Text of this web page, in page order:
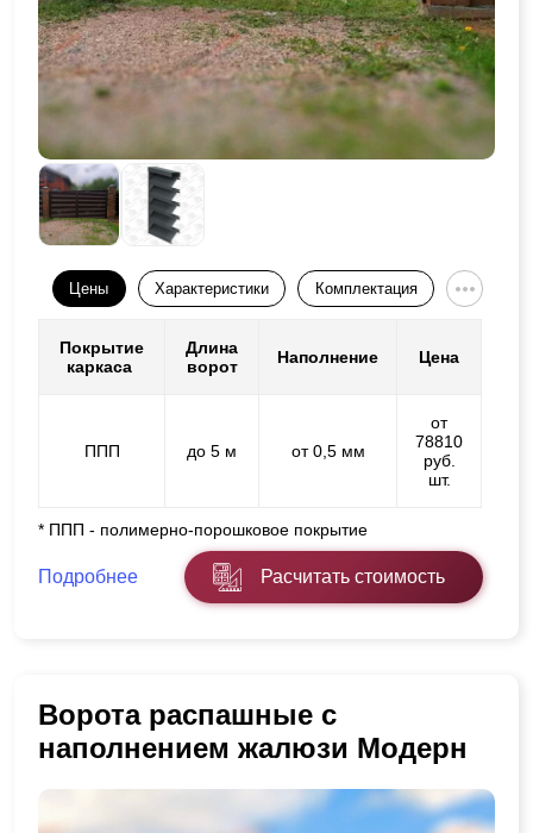
Цены Характеристики Комплектация
Покрытие
каркаса
Длина
ворот
Наполнение Цена
ППП до 5 м от 0,5 мм
от
78810
руб.
шт.
* ППП - полимерно-порошковое покрытие
Подробнее Расчитать стоимость
Ворота распашные с
наполнением жалюзи Модерн